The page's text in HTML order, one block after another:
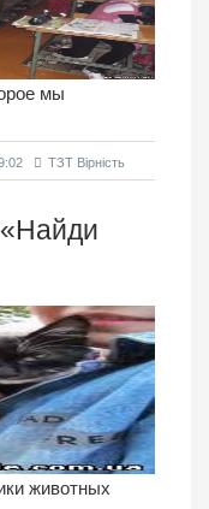
мы
ТЗТ Вірність
животных